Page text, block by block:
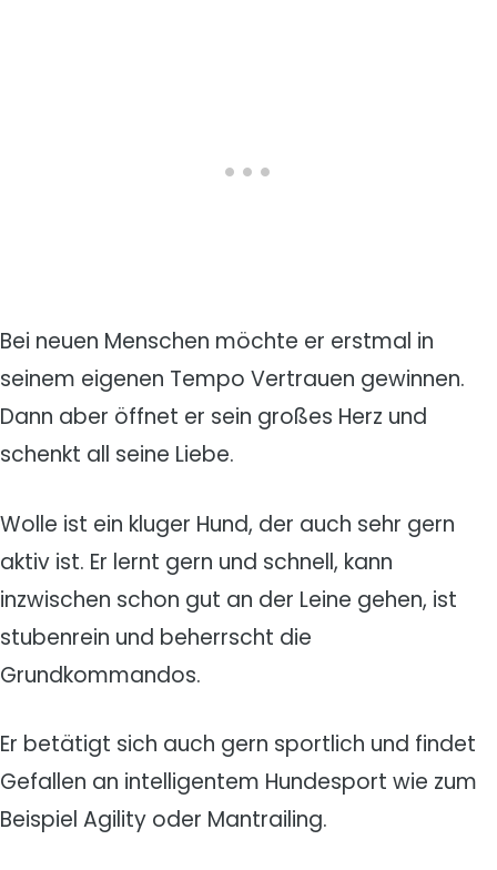
Bei neuen Menschen möchte er erstmal in
seinem eigenen Tempo Vertrauen gewinnen.
Dann aber öffnet er sein großes Herz und
schenkt all seine Liebe.
Wolle ist ein kluger Hund, der auch sehr gern
aktiv ist. Er lernt gern und schnell, kann
inzwischen schon gut an der Leine gehen, ist
stubenrein und beherrscht die
Grundkommandos.
Er betätigt sich auch gern sportlich und findet
Gefallen an intelligentem Hundesport wie zum
Beispiel Agility oder Mantrailing.